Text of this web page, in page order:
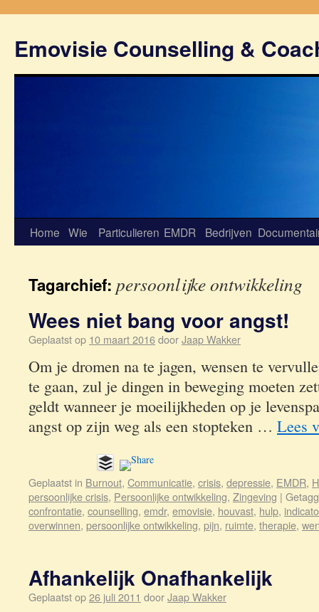
Emovisie Counselling &
Home Wie Particulieren EMDR Bedrijven
Tagarchief: persoonlijke ontwikkeling
Wees niet bang voor angst!
Geplaatst op 10 maart 2016doorJaap Wakker
Om je dromen na te jagen, wensen te
te gaan, zul je dingen in beweging moeten
geldt wanneer je moeilijkheden op je
angst op zijn weg als een stopteken … Lees
Geplaatst in Burnout, Communicatie, crisis, depressie, EMDR,
persoonlijke crisis, Persoonlijke ontwikkeling, Zingeving |
confrontatie, counselling, emdr, emovisie, houvast, hulp,
overwinnen, persoonlijke ontwikkeling, pijn, ruimte, therapie,
Afhankelijk Onafhankelijk
Geplaatst op26 juli 2011 doorJaap Wakker